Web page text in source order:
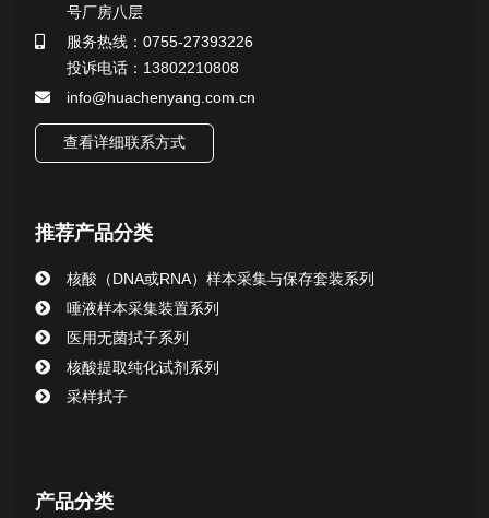
一次性使用采样器系列
微生物样本保存液（通用运输传媒介质）系列
核酸（DNA&RNA）样本采集与保存套装系列
核酸提取或纯化试剂
清洁验证棉签系列
动物检测试剂
号厂房八层
服务热线：0755-27393226
投诉电话：13802210808
info@huachenyang.com.cn
查看详细联系方式
推荐产品分类
核酸（DNA或RNA）样本采集与保存套装系列
唾液样本采集装置系列
医用无菌拭子系列
核酸提取纯化试剂系列
采样拭子
产品分类